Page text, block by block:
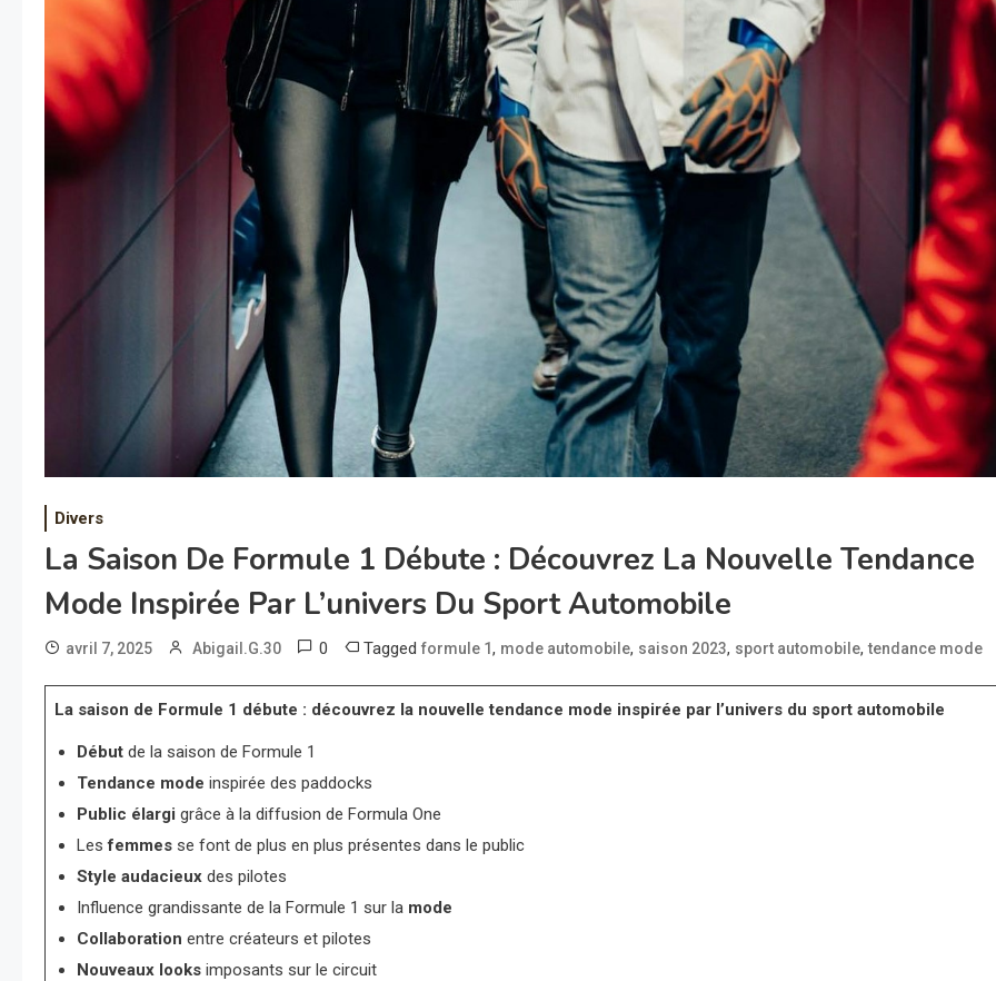
Divers
La Saison De Formule 1 Débute : Découvrez La Nouvelle Tendance
Mode Inspirée Par L’univers Du Sport Automobile
avril 7, 2025 Abigail.G.30 0 Tagged formule 1, mode automobile, saison 2023, sport automobile,tendance mode
La saison de Formule 1 débute : découvrez la nouvelle tendance mode inspirée par l’univers du sport automobile
Débutde la saison de Formule 1
Tendance mode inspirée des paddocks
Public élargi grâce à la diffusion de Formula One
Lesfemmesse font de plus en plus présentes dans le public
Style audacieuxdes pilotes
Influence grandissante de la Formule 1 sur la mode
Collaboration entre créateurs et pilotes
Nouveaux looksimposants sur le circuit